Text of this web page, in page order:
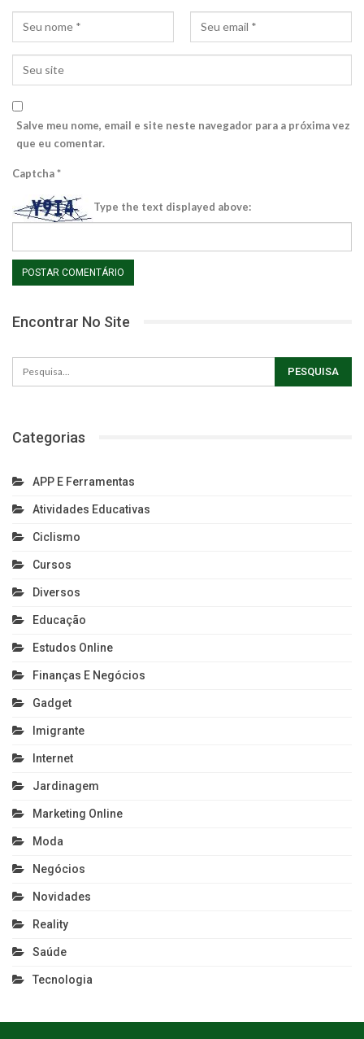
Salve meu nome, email e site neste navegador para a próxima vez
que eu comentar.
Captcha*
Type the text displayed above:
Encontrar No Site
Categorias
APP E Ferramentas
Atividades Educativas
Ciclismo
Cursos
Diversos
Educação
Estudos Online
Finanças E Negócios
Gadget
Imigrante
Internet
Jardinagem
Marketing Online
Moda
Negócios
Novidades
Reality
Saúde
Tecnologia